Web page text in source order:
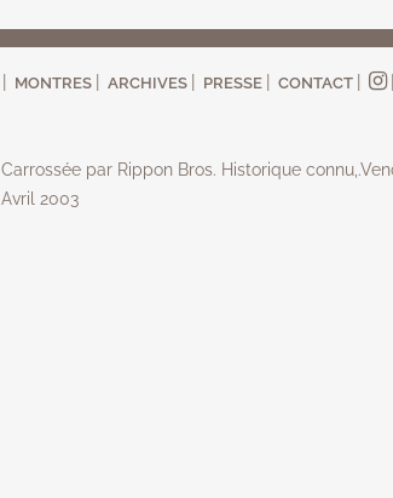
MONTRES ARCHIVES PRESSE CONTACT
Carrossée par Rippon Bros. Historique
Avril 2003